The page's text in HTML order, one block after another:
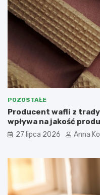
POZOSTAŁE
Producent wafli z
wpływa na jakość
27 lipca 2026 Anna